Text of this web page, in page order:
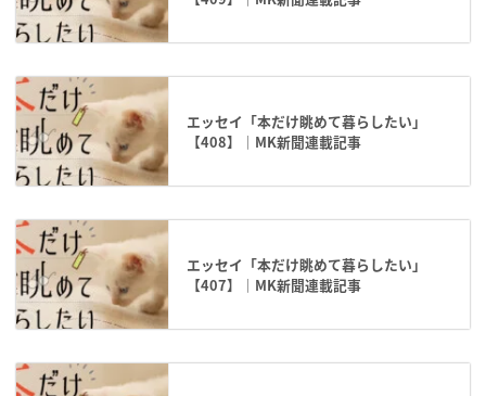
エッセイ「本だけ眺めて暮らしたい」
【408】｜MK新聞連載記事
エッセイ「本だけ眺めて暮らしたい」
【407】｜MK新聞連載記事